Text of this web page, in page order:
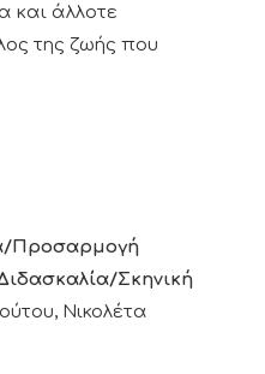
και άλλοτε
της ζωής που
Προσαρμογή
Σκηνική
Νικολέτα